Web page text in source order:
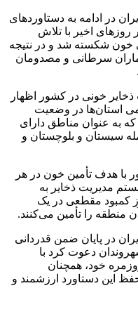
در ادامه به دستاوردهای
روزهای اخیر با تلاش
۱۰ ساله اهدای خون شکسته شد و در نتیجه
سرطانی و مصدومان
خونی در کشور اظهار
استان‌ها در وضعیت
به عنوان مناطق دارای
سیستان و بلوچستان و
هدف تأمین خون در هر
مدیریت ذخایر به
کمبود مقطعی در یک
منطقه را تأمین می‌کنند.
در پایان ضمن قدردانی
دعوت کرد با
خود، همچنان
این دستاورد ارزشمند و